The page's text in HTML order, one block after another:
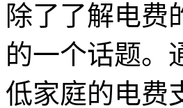
除了了解电费
的一个话题。
低家庭的电费